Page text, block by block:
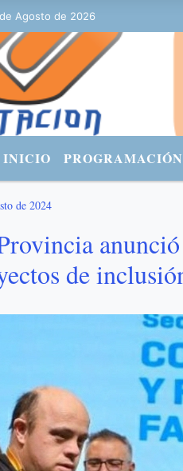
Agosto de 2026
- TWITTER:
INICIO PROGRAMACIÓN
de 2024
de